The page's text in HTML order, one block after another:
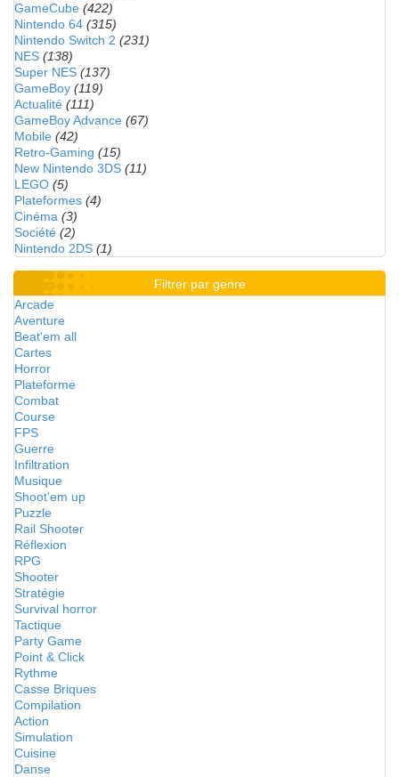
GameCube (422)
Nintendo 64 (315)
Nintendo Switch 2 (231)
NES (138)
Super NES (137)
GameBoy (119)
Actualité (111)
GameBoy Advance (67)
Mobile (42)
Retro-Gaming (15)
New Nintendo 3DS (11)
LEGO (5)
Plateformes (4)
Cinéma (3)
Société (2)
Nintendo 2DS (1)
Filtrer par genre
Arcade
Aventure
Beat'em all
Cartes
Horror
Plateforme
Combat
Course
FPS
Guerre
Infiltration
Musique
Shoot'em up
Puzzle
Rail Shooter
Réflexion
RPG
Shooter
Stratégie
Survival horror
Tactique
Party Game
Point & Click
Rythme
Casse Briques
Compilation
Action
Simulation
Cuisine
Danse